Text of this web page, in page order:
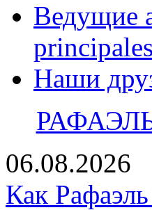
Ведущие
Наши
06.08.2026
Как